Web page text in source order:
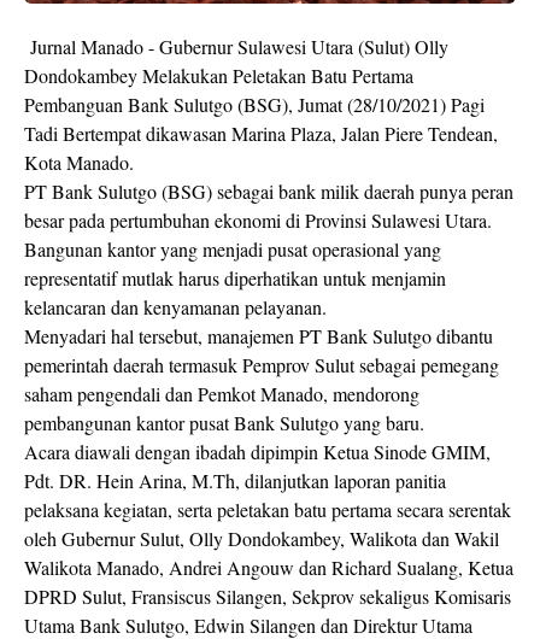
Jurnal Manado - Gubernur Sulawesi Utara (Sulut) Olly
Dondokambey Melakukan Peletakan Batu Pertama
Pembanguan Bank Sulutgo (BSG), Jumat (28/10/2021) Pagi
Tadi Bertempat dikawasan Marina Plaza, Jalan Piere Tendean,
Kota Manado.
PT Bank Sulutgo (BSG) sebagai bank milik daerah punya peran
besar pada pertumbuhan ekonomi di Provinsi Sulawesi Utara.
Bangunan kantor yang menjadi pusat operasional yang
representatif mutlak harus diperhatikan untuk menjamin
kelancaran dan kenyamanan pelayanan.
Menyadari hal tersebut, manajemen PT Bank Sulutgo dibantu
pemerintah daerah termasuk Pemprov Sulut sebagai pemegang
saham pengendali dan Pemkot Manado, mendorong
pembangunan kantor pusat Bank Sulutgo yang baru.
Acara diawali dengan ibadah dipimpin Ketua Sinode GMIM,
Pdt. DR. Hein Arina, M.Th, dilanjutkan laporan panitia
pelaksana kegiatan, serta peletakan batu pertama secara serentak
oleh Gubernur Sulut, Olly Dondokambey, Walikota dan Wakil
Walikota Manado, Andrei Angouw dan Richard Sualang, Ketua
DPRD Sulut, Fransiscus Silangen, Sekprov sekaligus Komisaris
Utama Bank Sulutgo, Edwin Silangen dan Direktur Utama